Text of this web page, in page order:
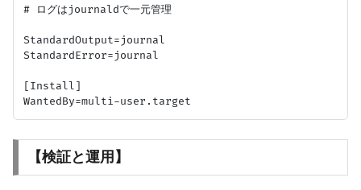
# ログはjournaldで一元管理
StandardOutput=journal
StandardError=journal
[Install]
【検証と運用】